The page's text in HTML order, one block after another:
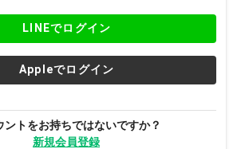
LINEでログイン
Appleでログイン
ントをお持ちではないですか？
新規会員登録